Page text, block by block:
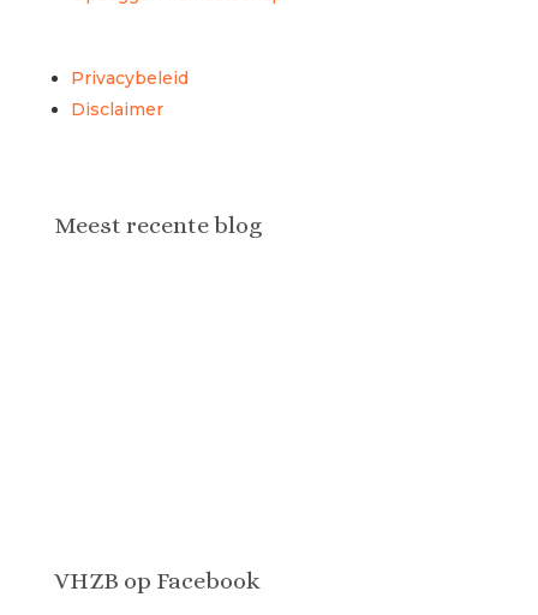
Privacybeleid
Disclaimer
Meest recente blog
VHZB op Facebook